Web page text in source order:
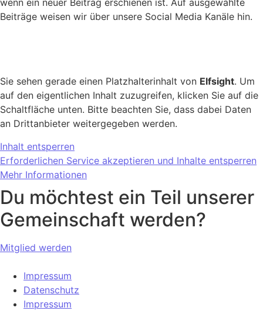
Beiträge weisen wir über unsere Social Media Kanäle hin.
Sie sehen gerade einen Platzhalterinhalt von Elfsight. Um
auf den eigentlichen Inhalt zuzugreifen, klicken Sie auf die
Schaltfläche unten. Bitte beachten Sie, dass dabei Daten
an Drittanbieter weitergegeben werden.
Inhalt entsperren
Erforderlichen Service akzeptieren und Inhalte entsperren
Mehr Informationen
Du möchtest ein Teil unserer
Gemeinschaft werden?
Mitglied werden
Impressum
Datenschutz
Impressum